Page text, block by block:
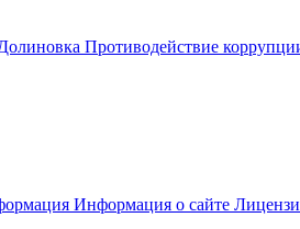
Противодействие
Информация о сайте